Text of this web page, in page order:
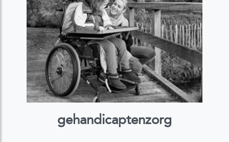
gehandicaptenzorg